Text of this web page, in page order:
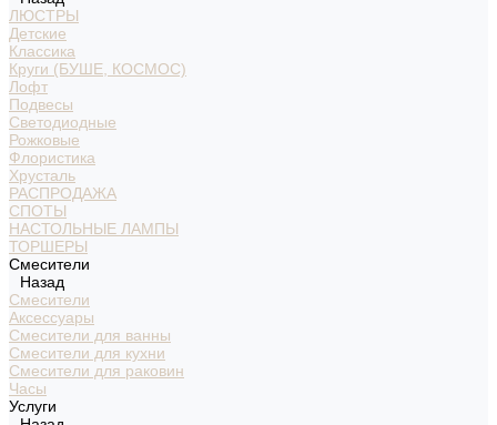
ЛЮСТРЫ
Детские
Классика
Круги (БУШЕ, КОСМОС)
Лофт
Подвесы
Светодиодные
Рожковые
Флористика
Хрусталь
РАСПРОДАЖА
СПОТЫ
НАСТОЛЬНЫЕ ЛАМПЫ
ТОРШЕРЫ
Смесители
Назад
Смесители
Аксессуары
Смесители для ванны
Смесители для кухни
Смесители для раковин
Часы
Услуги